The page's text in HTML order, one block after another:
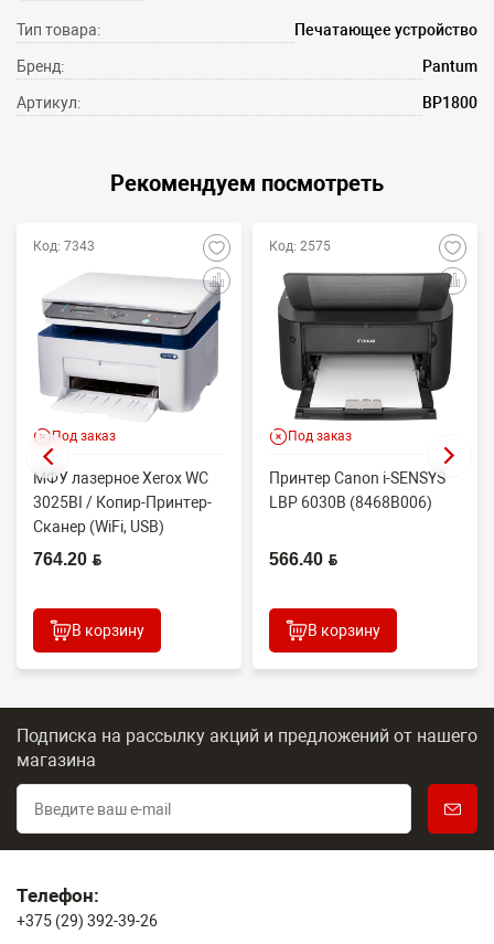
Тип товара: Печатающее устройство
Бренд: Pantum
Артикул: BP1800
Рекомендуем посмотреть
Код: 7343
Под заказ
МФУ лазерное Xerox WC
3025BI / Копир-Принтер-
Сканер (WiFi, USB)
764.20 BYN
В корзину
Код: 2575
Под заказ
Принтер Canon i-SENSYS
LBP 6030B (8468B006)
566.40 BYN
В корзину
Подписка на рассылку акций и предложений от нашего
магазина
Телефон:
+375 (29) 392-39-26